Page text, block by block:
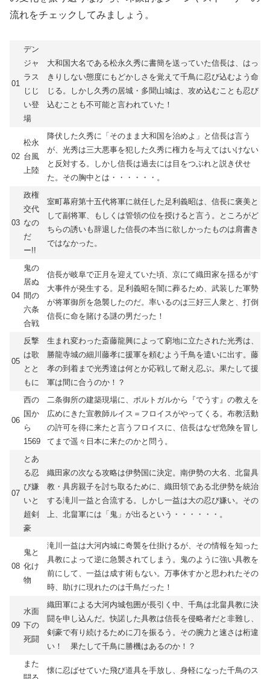
流れをチェックしてみましょう。
01
デン
ジャ
ラス
じじ
い登
場
大和国大名である松永久秀に書簡を送っていた信長は、はっ
きりしない態度にもどかしさを覚えて千鳥に忍び込むよう命
じる。しかし久秀の居城・多聞山城は、攻め込むことも忍び
込むことも不可能と言われていた！
02
松永
台風
上陸
降伏した久秀に「そのまま大和国を治めよ」と信長は言う
が、光秀は三大悪事を犯した久秀に権力を与えてはいけない
と反対する。しかし信長は過去には目をつぶれと説き伏せ
た。その胸中とは・・・・・・。
03
政権
交代
なの
だ
ー!!
室町幕府第十五代将軍に就任した足利義昭は、信長に褒美と
して副将軍、もしくは管領の位を授けると言う。ところがど
ちらの誘いも辞退した信長の本当に欲しかったものは肩書き
ではなかった。
04
鬼の
居ぬ
間の
六条
合戦
信長が岐阜で正月を迎えていた頃、京にて織田家を揺るがす
大事件が発生する。足利義昭を闇に葬るため、武装した軍勢
が将軍御所を急襲したのだ。率いるのは三好三人衆と、打倒
信長に命を賭ける謎の男だった！
05
反撃
は歌
とと
もに
生まれ変わった斎藤龍興によって窮地に立たされた光秀は、
勝龍寺城の細川藤孝に援軍を頼むよう千鳥を遣いに出す。藤
孝の到着まで光秀達は何とか応戦して耐え忍ぶ。果たして援
軍は間に合うのか！？
06
西の
国か
ら
1569
二条御所の建築現場に、ポルトガルから『でうす』の教えを
広めにきた宣教師ルイス＝フロイスがやってくる。布教活動
の許可を得に来たと言うフロイスに、信長はなぜ危険を冒し
てまで遥々日本に来たのかと問う。
07
とあ
る忍
び嫌
いと
超剣
豪
織田家の次なる攻略は伊勢国に決定。南伊勢の大名、北畠具
教・具房親子を討ち取るために、織田領である北伊勢を統治
する滝川一益と合流する。しかし一益は大の忍び嫌い。その
上、北畠軍には「鬼」が出るという・・・・・・。
08
鬼と
化け
物
滝川一益は大河内城に奇襲を仕掛けるが、その情報を知った
具教によって逆に急襲されてしまう。鬼のように強い具教を
前にして、一益は成す術もない。万事休すかと思われたその
時、助けに現れたのは千鳥だった！
09
水面
下の
死闘
織田軍による大河内城包囲が長引く中、千鳥は北畠具教に決
闘を申し込んだ。快諾した具教は信長を侵略者だと非難し、
剣豪で有り続けるために刀を振るう。その腕力と速さは桁違
い！ 果たして千鳥に勝機はあるのか！？
また
懐に忍ばせていた飛び道具を手放し、身軽になった千鳥のス